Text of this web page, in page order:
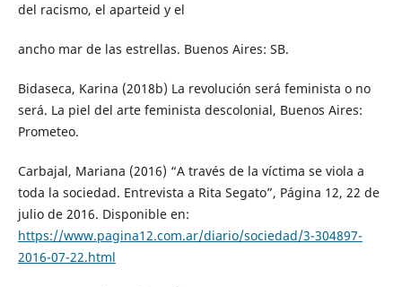
del racismo, el aparteid y el
ancho mar de las estrellas. Buenos Aires: SB.
Bidaseca, Karina (2018b) La revolución será feminista o no
será. La piel del arte feminista descolonial, Buenos Aires:
Prometeo.
Carbajal, Mariana (2016) “A través de la víctima se viola a
toda la sociedad. Entrevista a Rita Segato”, Página 12, 22 de
julio de 2016. Disponible en:
https://www.pagina12.com.ar/diario/sociedad/3-304897-
2016-07-22.html